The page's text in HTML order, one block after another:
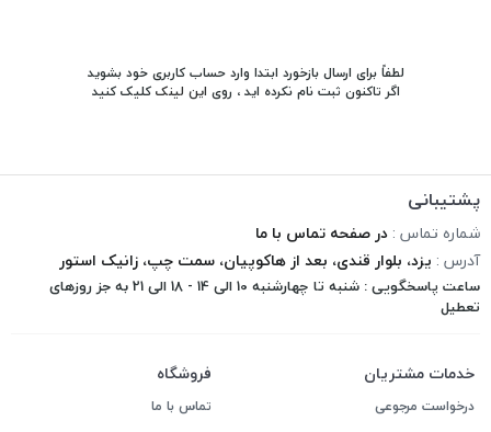
لطفاً برای ارسال بازخورد ابتدا وارد حساب کاربری خود بشوید
اگر تاکنون ثبت نام نکرده اید ، روی این لینک کلیک کنید
پشتیبانی
شماره تماس : در صفحه تماس با ما
آدرس : یزد، بلوار قندی، بعد از هاکوپیان، سمت چپ، زانیک استور
ساعت پاسخگویی : شنبه تا چهارشنبه 10 الی 14 - 18 الی 21 به جز روزهای
تعطیل
خدمات مشتریان
درخواست مرجوعی
فروشگاه
تماس با ما